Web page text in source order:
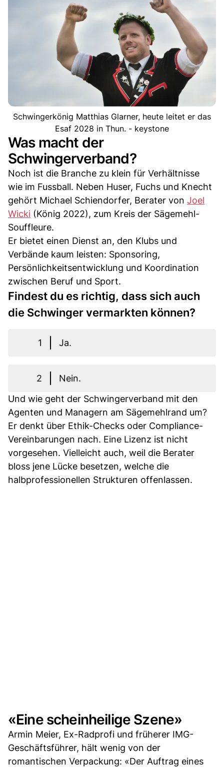
Schwingerkönig Matthias Glarner, heute leitet er das
Esaf 2028 in Thun. - keystone
Was macht der
Schwingerverband?
Noch ist die Branche zu klein für Verhältnisse
wie im Fussball. Neben Huser, Fuchs und Knecht
gehört Michael Schiendorfer, Berater von Joel
Wicki (König 2022), zum Kreis der Sägemehl-
Souffleure.
Er bietet einen Dienst an, den Klubs und
Verbände kaum leisten: Sponsoring,
Persönlichkeitsentwicklung und Koordination
zwischen Beruf und Sport.
Findest du es richtig, dass sich auch
die Schwinger vermarkten können?
1 Ja.
2
Nein.
Und wie geht der Schwingerverband mit den
Agenten und Managern am Sägemehlrand um?
Er denkt über Ethik-Checks oder Compliance-
Vereinbarungen nach. Eine Lizenz ist nicht
vorgesehen. Vielleicht auch, weil die Berater
bloss jene Lücke besetzen, welche die
halbprofessionellen Strukturen offenlassen.
«Eine scheinheilige Szene»
Armin Meier, Ex-Radprofi und früherer IMG-
Geschäftsführer, hält wenig von der
romantischen Verpackung: «Der Auftrag eines